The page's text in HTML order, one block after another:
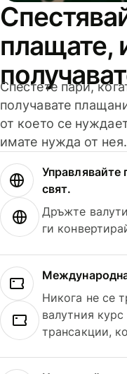
плащате,
Спестете пари,
получавате
от което се
имате нужда от нея.
Управлявайте
свят.
Дръжте
ги
Никога не се
валутния
трансакции,